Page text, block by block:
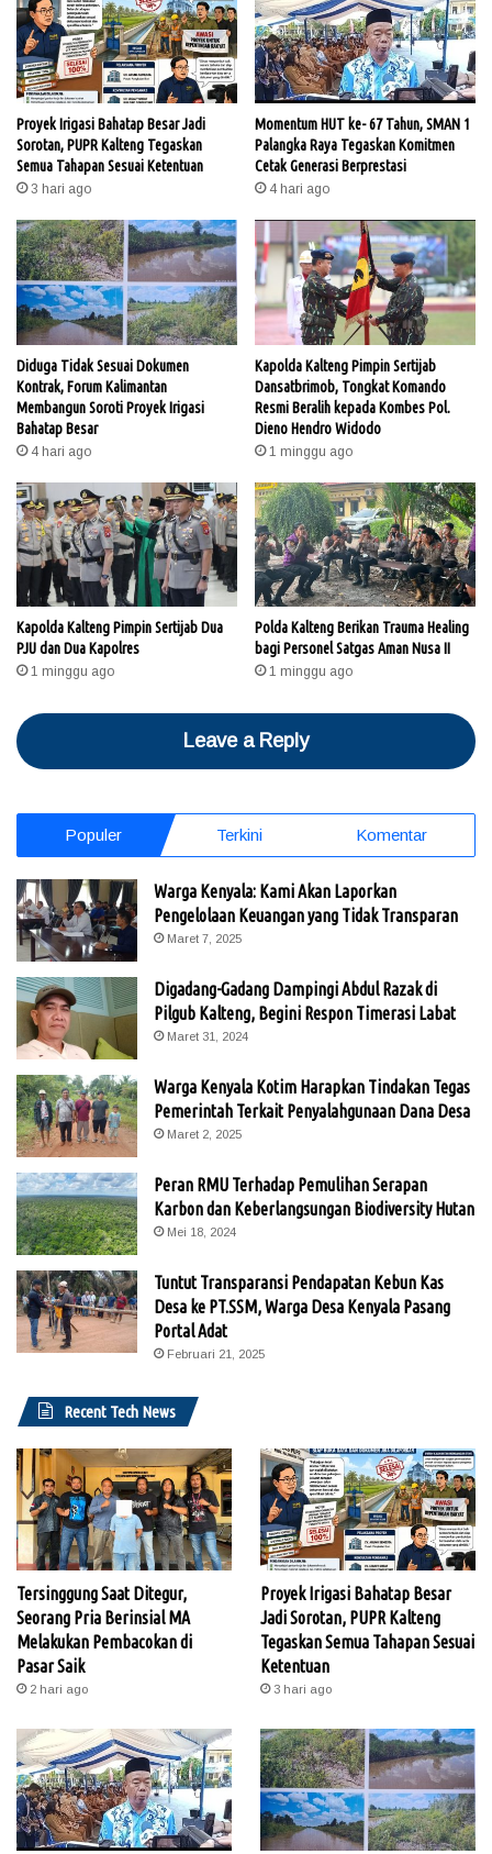
Proyek Irigasi Bahatap Besar Jadi
Sorotan, PUPR Kalteng Tegaskan
Semua Tahapan Sesuai Ketentuan
3 hari ago
Momentum HUT ke- 67 Tahun, SMAN 1
Palangka Raya Tegaskan Komitmen
Cetak Generasi Berprestasi
4 hari ago
Diduga Tidak Sesuai Dokumen
Kontrak, Forum Kalimantan
Membangun Soroti Proyek Irigasi
Bahatap Besar
4 hari ago
Kapolda Kalteng Pimpin Sertijab
Dansatbrimob, Tongkat Komando
Resmi Beralih kepada Kombes Pol.
Dieno Hendro Widodo
1 minggu ago
Kapolda Kalteng Pimpin Sertijab Dua
PJU dan Dua Kapolres
1 minggu ago
Polda Kalteng Berikan Trauma Healing
bagi Personel Satgas Aman Nusa II
1 minggu ago
Leave a Reply
Populer Terkini Komentar
Warga Kenyala: Kami Akan Laporkan
Pengelolaan Keuangan yang Tidak Transparan
Maret 7, 2025
Digadang-Gadang Dampingi Abdul Razak di
Pilgub Kalteng, Begini Respon Timerasi Labat
Maret 31, 2024
Warga Kenyala Kotim Harapkan Tindakan Tegas
Pemerintah Terkait Penyalahgunaan Dana Desa
Maret 2, 2025
Peran RMU Terhadap Pemulihan Serapan
Karbon dan Keberlangsungan Biodiversity Hutan
Mei 18, 2024
Tuntut Transparansi Pendapatan Kebun Kas
Desa ke PT.SSM, Warga Desa Kenyala Pasang
Portal Adat
Februari 21, 2025
Recent Tech News
Tersinggung Saat Ditegur,
Seorang Pria Berinsial MA
Melakukan Pembacokan di
Pasar Saik
2 hari ago
Proyek Irigasi Bahatap Besar
Jadi Sorotan, PUPR Kalteng
Tegaskan Semua Tahapan Sesuai
Ketentuan
3 hari ago